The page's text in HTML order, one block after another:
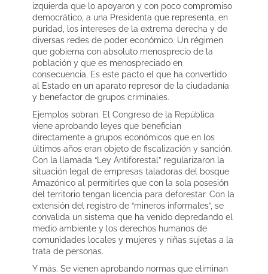
izquierda que lo apoyaron y con poco compromiso
democrático, a una Presidenta que representa, en
puridad, los intereses de la extrema derecha y de
diversas redes de poder económico. Un régimen
que gobierna con absoluto menosprecio de la
población y que es menospreciado en
consecuencia. Es este pacto el que ha convertido
al Estado en un aparato represor de la ciudadanía
y benefactor de grupos criminales.
Ejemplos sobran. El Congreso de la República
viene aprobando leyes que benefician
directamente a grupos económicos que en los
últimos años eran objeto de fiscalización y sanción.
Con la llamada “Ley Antiforestal” regularizaron la
situación legal de empresas taladoras del bosque
Amazónico al permitirles que con la sola posesión
del territorio tengan licencia para deforestar. Con la
extensión del registro de “mineros informales”, se
convalida un sistema que ha venido depredando el
medio ambiente y los derechos humanos de
comunidades locales y mujeres y niñas sujetas a la
trata de personas.
Y más. Se vienen aprobando normas que eliminan